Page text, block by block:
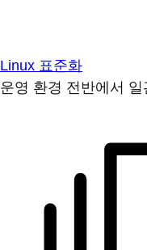
Linux 표준화
운영 환경 전반에서